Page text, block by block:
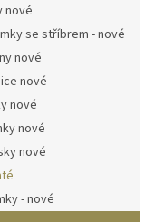
nové
se stříbrem - nové
nové
nové
nové
nové
nové
- nové